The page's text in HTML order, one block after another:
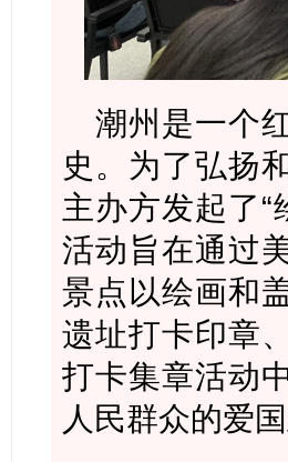
潮州是一个
史。为了弘扬
主办方发起了
活动旨在通过
景点以绘画和
遗址打卡印章
打卡集章活动
人民群众的爱